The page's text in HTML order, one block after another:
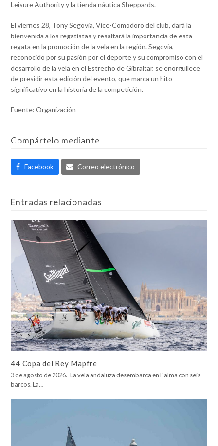
Leisure Authority y la tienda náutica Sheppards.
El viernes 28, Tony Segovia, Vice-Comodoro del club, dará la
bienvenida a los regatistas y resaltará la importancia de esta
regata en la promoción de la vela en la región. Segovia,
reconocido por su pasión por el deporte y su compromiso con el
desarrollo de la vela en el Estrecho de Gibraltar, se enorgullece
de presidir esta edición del evento, que marca un hito
significativo en la historia de la competición.
Fuente: Organización
Compártelo mediante
Facebook Correo electrónico
Entradas relacionadas
44 Copa del Rey Mapfre
3 de agosto de 2026.- La vela andaluza desembarca en Palma con seis
barcos. La…